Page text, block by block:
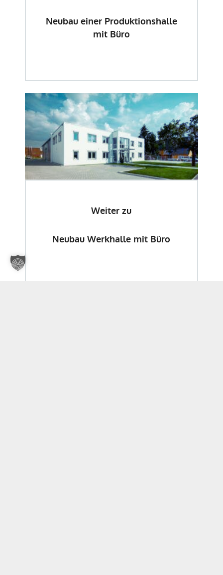
Neubau einer Produktionshalle
mit Büro
Weiter zu
Neubau Werkhalle mit Büro